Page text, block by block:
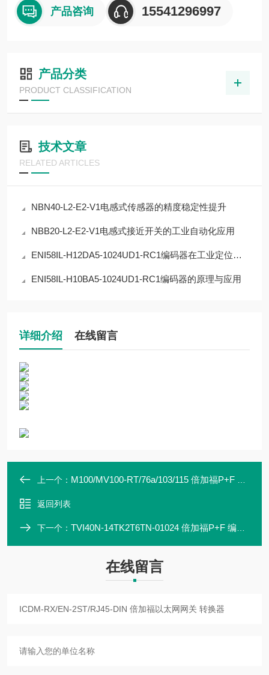
产品咨询 15541296997
产品分类
PRODUCT CLASSIFICATION
技术文章
RELATED ARTICLES
NBN40-L2-E2-V1电感式传感器的精度稳定性提升
NBB20-L2-E2-V1电感式接近开关的工业自动化应用
ENI58IL-H12DA5-1024UD1-RC1编码器在工业定位中的应用
ENI58IL-H10BA5-1024UD1-RC1编码器的原理与应用
详细介绍 在线留言
上一个： M100/MV100-RT/76a/103/115 倍加福P+F 编码器 联轴器 传感器 2
返回列表
下一个： TVI40N-14TK2T6TN-01024 倍加福P+F 编码器 联轴器 原装2
在线留言